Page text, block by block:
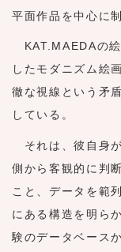
平面作品を中心に
KAT.MAEDAの絵
したモダニズム絵
徹な視線という矛
している。
それは、彼自身
側から客観的に判
こと、データを範
にある構造を明ら
験のデータベース